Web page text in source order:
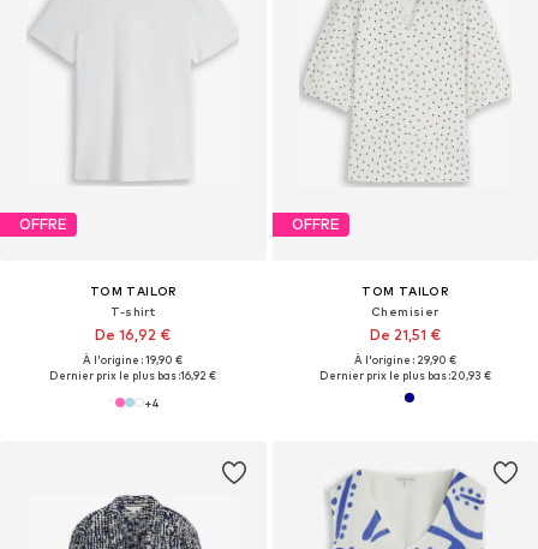
OFFRE
TOM TAILOR
T-shirt
De 16,92 €
À l'origine : 19,90 €
Dernier prix le plus bas :16,92 €
+4
OFFRE
TOM TAILOR
Chemisier
De 21,51 €
À l'origine : 29,90 €
Dernier prix le plus bas :20,93 €